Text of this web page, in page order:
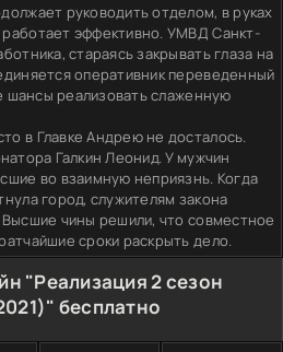
руководить отделом, в руках
эффективно. УМВД Санкт-
стараясь закрывать глаза на
оперативник переведенный
шансы реализовать слаженную
в Главке Андрею не досталось.
Галкин Леонид. У мужчин
во взаимную неприязнь. Когда
город, служителям закона
чины решили, что совместное
сроки раскрыть дело.
"Реализация 2 сезон
бесплатно